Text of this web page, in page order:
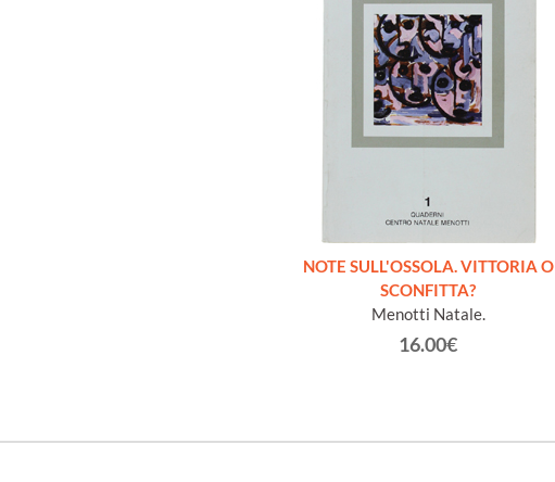
NOTE SULL'OSSOLA. VITTORIA O
SCONFITTA?
Menotti Natale.
16.00€